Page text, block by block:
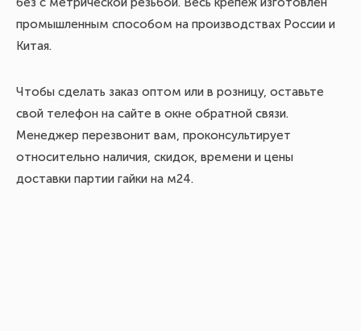
промышленным способом на производствах России и
Китая.
Чтобы сделать заказ оптом или в розницу, оставьте
свой телефон на сайте в окне обратной связи.
Менеджер перезвонит вам, проконсультирует
относительно наличия, скидок, времени и цены
доставки партии гайки на м24.